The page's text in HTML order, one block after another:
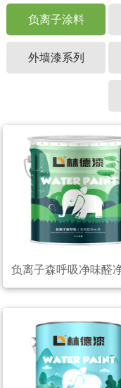
负离子涂料
外墙漆系列
负离子森呼吸净味醛
（20公斤）